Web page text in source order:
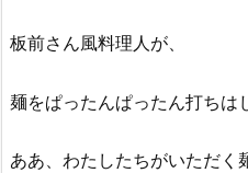
板前さん風料理人が、
麺をぱったんぱったん打ちは
ああ、わたしたちがいただく